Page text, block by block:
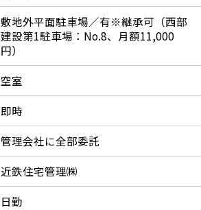
敷地外平面駐車場／有※継承可（西部
建設第1駐車場：No.8、月額11,000
円）
空室
即時
管理会社に全部委託
近鉄住宅管理㈱
日勤